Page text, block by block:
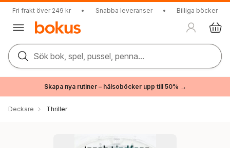
Fri frakt över 249 kr • Snabba leveranser • Billiga böcker
Sök bok, spel, pussel, penna...
Skapa nya rutiner – hälsoböcker upp till 50% →
Deckare Thriller